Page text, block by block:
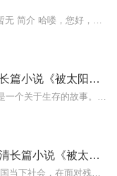
青春成长|朱苑清现实主义长篇小说《被太阳晒热》
青春奋斗、人性回归|朱苑清长篇小说《被太阳晒热》